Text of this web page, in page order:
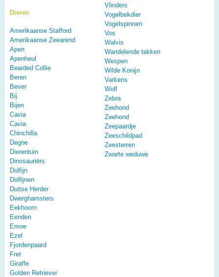
Dieren
Amerikaanse Stafford
Amerikaanse Zeearend
Apen
Apenheul
Bearded Collie
Beren
Bever
Bij
Bijen
Cavia
Cavia
Chinchilla
Degoe
Dierentuin
Dinosauriërs
Dolfijn
Dolfijnen
Duitse Herder
Dwerghamsters
Eekhoorn
Eenden
Emoe
Ezel
Fjordenpaard
Fret
Giraffe
Golden Retriever
Vlinders
Vogelbekdier
Vogelspinnen
Vos
Walvis
Wandelende takken
Wespen
Wilde Konijn
Varkens
Wolf
Zebra
Zeehond
Zeehond
Zeepaardje
Zeeschildpad
Zeesterren
Zwarte weduwe